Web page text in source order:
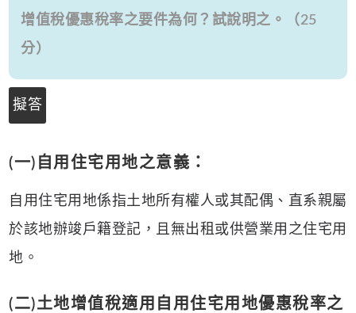
增值稅優惠稅率之要件為何？試說明之。（25
分）
擬答
(一)自用住宅用地之意義：
自用住宅用地係指土地所有權人或其配偶、直系親屬
於該地辦竣戶籍登記，且無出租或供營業用之住宅用
地。
(二)土地增值稅適用自用住宅用地優惠稅率之